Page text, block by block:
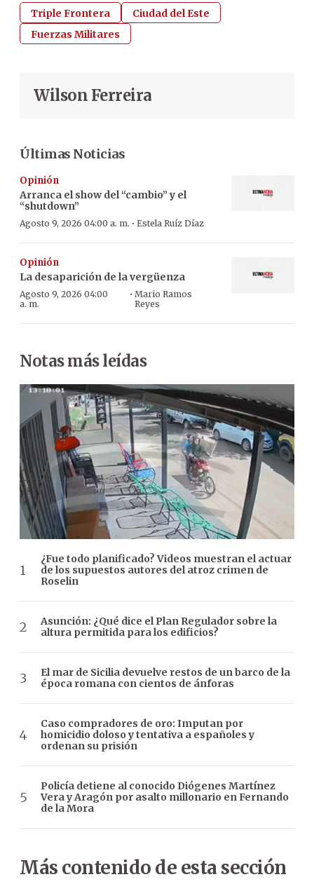
Triple Frontera
Ciudad del Este
Fuerzas Militares
Wilson Ferreira
Últimas Noticias
Opinión
Arranca el show del “cambio” y el
“shutdown”
Agosto 9, 2026 04:00 a. m. · Estela Ruíz Díaz
Opinión
La desaparición de la vergüenza
Agosto 9, 2026 04:00
a. m.
· Mario Ramos
Reyes
Notas más leídas
¿Fue todo planificado? Videos muestran el actuar
de los supuestos autores del atroz crimen de
Roselin
Asunción: ¿Qué dice el Plan Regulador sobre la
altura permitida para los edificios?
El mar de Sicilia devuelve restos de un barco de la
época romana con cientos de ánforas
Caso compradores de oro: Imputan por
homicidio doloso y tentativa a españoles y
ordenan su prisión
Policía detiene al conocido Diógenes Martínez
Vera y Aragón por asalto millonario en Fernando
de la Mora
Más contenido de esta sección